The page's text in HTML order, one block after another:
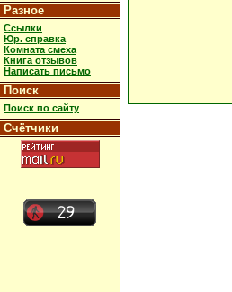
Разное
Ссылки
Юр. справка
Комната смеха
Книга отзывов
Написать письмо
Поиск
Поиск по сайту
Счётчики